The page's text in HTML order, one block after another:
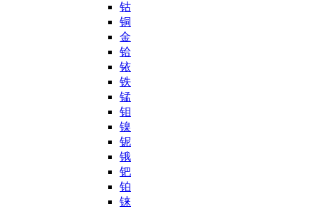
钴
铜
金
铪
铱
铁
锰
钼
镍
铌
锇
钯
铂
铼